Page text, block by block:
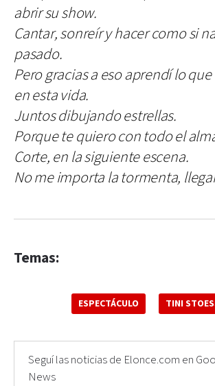
abrir su show.
Cantar, sonreír y hacer como si
pasado.
Pero gracias a eso aprendí lo
en esta vida.
Juntos dibujando estrellas.
Porque te quiero con todo el
Corte, en la siguiente escena.
No me importa la tormenta,
Temas:
ESPECTÁCULO TINI
Seguí las noticias de Elonce.com en
News